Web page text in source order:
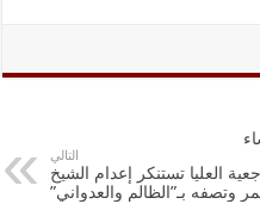
التالي
العليا تستنكر إعدام الشيخ
وتصفه بـ”الظالم والعدواني”